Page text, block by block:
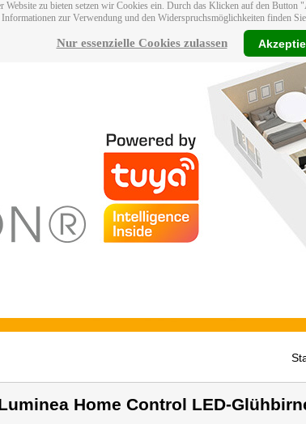
Website zu bieten setzen wir Cookies ein. Durch das Klicken auf den
Informationen zur Verwendung und den Widerspruchsmöglichkeiten finden
Nur essenzielle Cookies zulassen
Home Control LED-